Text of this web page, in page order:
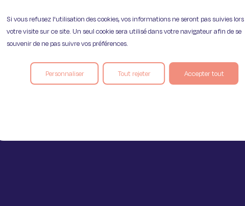
Si vous refusez l'utilisation des cookies, vos informations ne seront pas suivies lors
votre visite sur ce site. Un seul cookie sera utilisé dans votre navigateur afin de se
souvenir de ne pas suivre vos préférences.
Personnaliser Tout rejeter Accepter tout
Mentions légales